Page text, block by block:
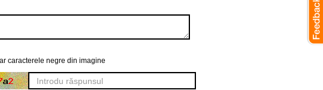
caracterele negre din imagine